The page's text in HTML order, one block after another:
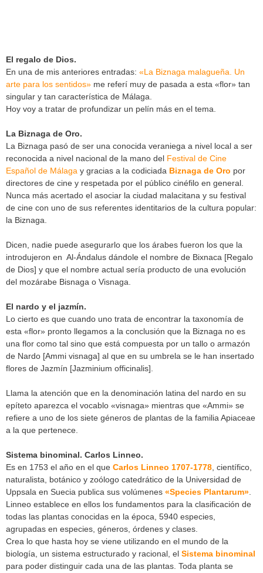
El regalo de Dios.
En una de mis anteriores entradas: «La Biznaga malagueña. Un
arte para los sentidos» me referí muy de pasada a esta «flor» tan
singular y tan característica de Málaga.
Hoy voy a tratar de profundizar un pelín más en el tema.
La Biznaga de Oro.
La Biznaga pasó de ser una conocida veraniega a nivel local a ser
reconocida a nivel nacional de la mano del Festival de Cine
Español de Málaga y gracias a la codiciada Biznaga de Oro por
directores de cine y respetada por el público cinéfilo en general.
Nunca más acertado el asociar la ciudad malacitana y su festival
de cine con uno de sus referentes identitarios de la cultura popular:
la Biznaga.
Dicen, nadie puede asegurarlo que los árabes fueron los que la
introdujeron en Al-Ándalus dándole el nombre de Bixnaca [Regalo
de Dios] y que el nombre actual sería producto de una evolución
del mozárabe Bisnaga o Visnaga.
El nardo y el jazmín.
Lo cierto es que cuando uno trata de encontrar la taxonomía de
esta «flor» pronto llegamos a la conclusión que la Biznaga no es
una flor como tal sino que está compuesta por un tallo o armazón
de Nardo [Ammi visnaga] al que en su umbrela se le han insertado
flores de Jazmín [Jazminium officinalis].
Llama la atención que en la denominación latina del nardo en su
epíteto aparezca el vocablo «visnaga» mientras que «Ammi» se
refiere a uno de los siete géneros de plantas de la familia Apiaceae
a la que pertenece.
Sistema binominal. Carlos Linneo.
Es en 1753 el año en el que Carlos Linneo 1707-1778 , científico,
naturalista, botánico y zoólogo catedrático de la Universidad de
Uppsala en Suecia publica sus volúmenes «Species Plantarum»
Linneo establece en ellos los fundamentos para la clasificación de
todas las plantas conocidas en la época, 5940 especies,
agrupadas en especies, géneros, órdenes y clases.
Crea lo que hasta hoy se viene utilizando en el mundo de la
biología, un sistema estructurado y racional, el Sistema binominal
para poder distinguir cada una de las plantas. Toda planta se